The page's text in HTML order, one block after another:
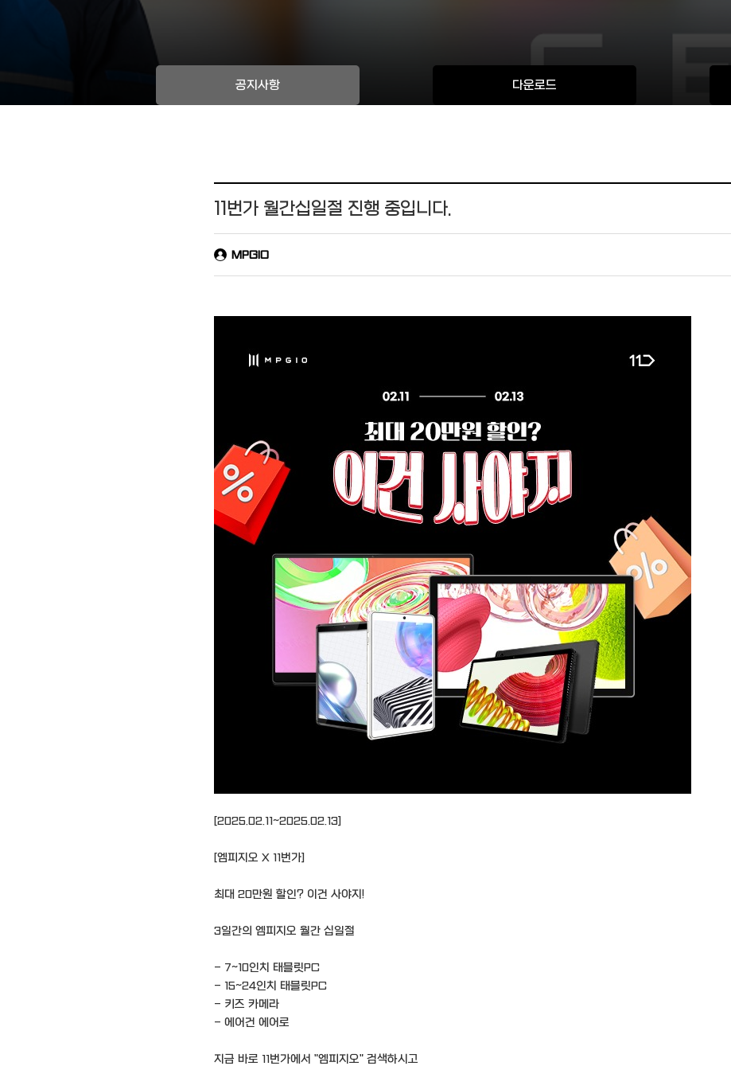
공지사항 다운로드
11번가 월간십일절 진행 중입니다.
MPGIO
[2025.02.11~2025.02.13]
[엠피지오 X 11번가]
최대 20만원 할인? 이건 사야지!
3일간의 엠피지오 월간 십일절
- 7~10인치 태블릿PC
- 15~24인치 태블릿PC
- 키즈 카메라
- 에어건 에어로
지금 바로 11번가에서 "엠피지오" 검색하시고